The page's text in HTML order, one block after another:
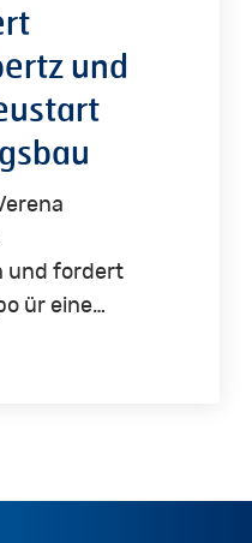
und
und fordert
ür eine…